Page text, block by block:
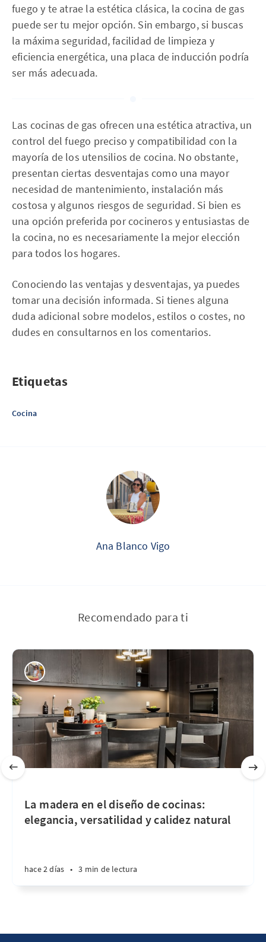
fuego y te atrae la estética clásica, la cocina de gas
puede ser tu mejor opción. Sin embargo, si buscas
la máxima seguridad, facilidad de limpieza y
eficiencia energética, una placa de inducción podría
ser más adecuada.
Las cocinas de gas ofrecen una estética atractiva, un
control del fuego preciso y compatibilidad con la
mayoría de los utensilios de cocina. No obstante,
presentan ciertas desventajas como una mayor
necesidad de mantenimiento, instalación más
costosa y algunos riesgos de seguridad. Si bien es
una opción preferida por cocineros y entusiastas de
la cocina, no es necesariamente la mejor elección
para todos los hogares.
Conociendo las ventajas y desventajas, ya puedes
tomar una decisión informada. Si tienes alguna
duda adicional sobre modelos, estilos o costes, no
dudes en consultarnos en los comentarios.
Etiquetas
Cocina
Ana Blanco Vigo
Recomendado para ti
La madera en el diseño de cocinas:
elegancia, versatilidad y calidez natural
hace 2 días • 3 min de lectura